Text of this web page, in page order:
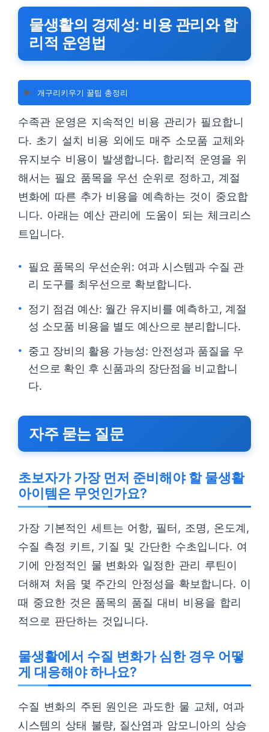
물생활의 경제성: 비용 관리와 합
리적 운영법
▶️ 개구리키우기 꿀팁 총정리
수족관 운영은 지속적인 비용 관리가 필요합니
다. 초기 설치 비용 외에도 매주 소모품 교체와
유지보수 비용이 발생합니다. 합리적 운영을 위
해서는 필요 품목을 우선 순위로 정하고, 계절
변화에 따른 추가 비용을 예측하는 것이 중요합
니다. 아래는 예산 관리에 도움이 되는 체크리스
트입니다.
필요 품목의 우선순위: 여과 시스템과 수질 관
리 도구를 최우선으로 확보합니다.
정기 점검 예산: 월간 유지비를 예측하고, 계절
성 소모품 비용을 별도 예산으로 분리합니다.
중고 장비의 활용 가능성: 안전성과 품질을 우
선으로 확인 후 신품과의 장단점을 비교합니
다.
자주 묻는 질문
초보자가 가장 먼저 준비해야 할 물생활
아이템은 무엇인가요?
가장 기본적인 세트는 어항, 필터, 조명, 온도계,
수질 측정 키트, 기질 및 간단한 수초입니다. 여
기에 안정적인 물 변화와 일정한 관리 루틴이
더해져 처음 몇 주간의 안정성을 확보합니다. 이
때 중요한 것은 품목의 품질 대비 비용을 합리
적으로 판단하는 것입니다.
물생활에서 수질 변화가 심한 경우 어떻
게 대응해야 하나요?
수질 변화의 주된 원인은 과도한 물 교체, 여과
시스템의 상태 불량, 질산염과 암모니아의 상승